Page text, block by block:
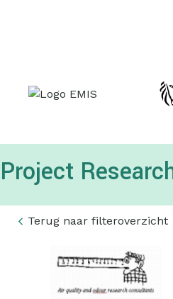
Project
Terug naar filteroverzicht